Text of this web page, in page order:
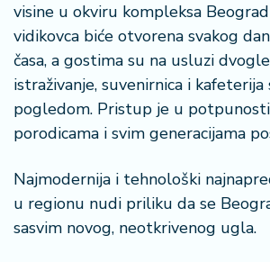
visine u okviru kompleksa
vidikovca biće otvorena svakog
časa, a gostima su na usluzi
istraživanje, suvenirnica i
pogledom. Pristup je u
porodicama i svim generacijama
Najmodernija i tehnološki
u regionu nudi priliku da se
sasvim novog, neotkrivenog ugla.